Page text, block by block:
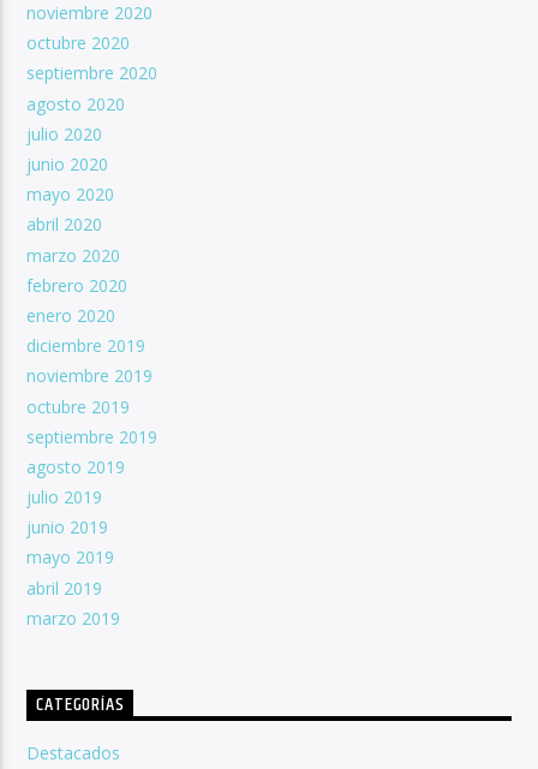
noviembre 2020
octubre 2020
septiembre 2020
agosto 2020
julio 2020
junio 2020
mayo 2020
abril 2020
marzo 2020
febrero 2020
enero 2020
diciembre 2019
noviembre 2019
octubre 2019
septiembre 2019
agosto 2019
julio 2019
junio 2019
mayo 2019
abril 2019
marzo 2019
CATEGORÍAS
Destacados